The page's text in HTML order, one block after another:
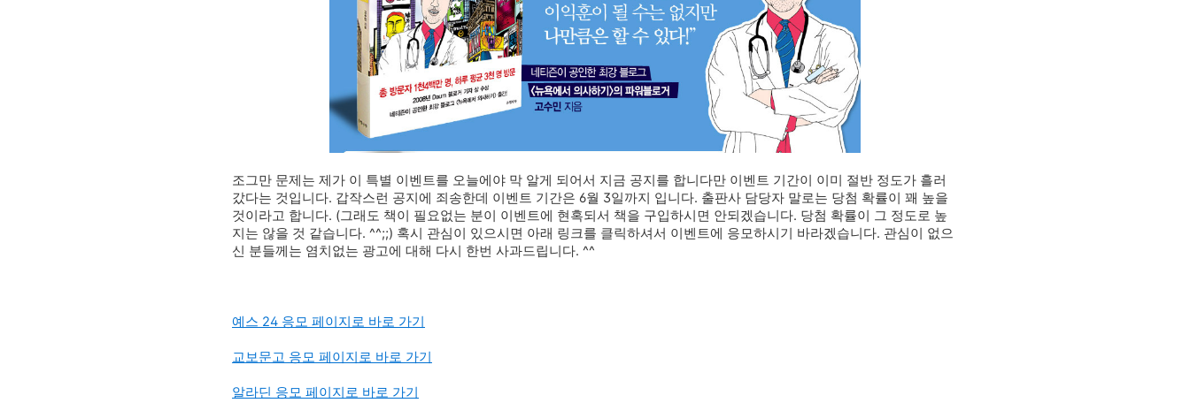
조그만 문제는 제가 이 특별 이벤트를 오늘에야 막 알게 되어서 지금 공지를 합니다만 이벤트 기간이 이미 절반 정도가 흘러
갔다는 것입니다. 갑작스런 공지에 죄송한데 이벤트 기간은 6월 3일까지 입니다. 출판사 담당자 말로는 당첨 확률이 꽤 높을
것이라고 합니다. (그래도 책이 필요없는 분이 이벤트에 현혹되서 책을 구입하시면 안되겠습니다. 당첨 확률이 그 정도로 높
지는 않을 것 같습니다. ^^;;) 혹시 관심이 있으시면 아래 링크를 클릭하셔서 이벤트에 응모하시기 바라겠습니다. 관심이 없으
신 분들께는 염치없는 광고에 대해 다시 한번 사과드립니다. ^^
예스 24 응모 페이지로 바로 가기
교보문고 응모 페이지로 바로 가기
알라딘 응모 페이지로 바로 가기